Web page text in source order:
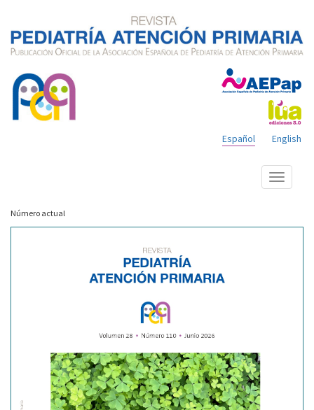
English
Español
Mostrar
menú
Número actual